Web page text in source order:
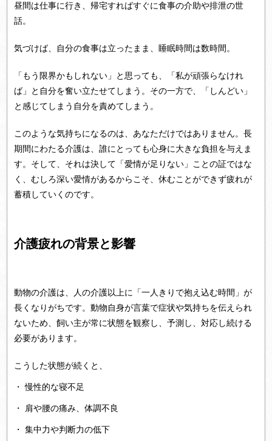
昼間は仕事に行き、帰宅すればすぐに食事の介助や排泄の世
話。
気づけば、自分の食事は立ったまま、睡眠時間は数時間。
「もう限界かもしれない」と思っても、「私が頑張らなけれ
ば」と自分を奮い立たせてしまう。その一方で、「しんどい」
と感じてしまう自分を責めてしまう。
このような気持ちになるのは、あなただけではありません。長
期間にわたる介護は、誰にとっても心身に大きな負担を与えま
す。そして、それは決して「愛情が足りない」ことの証ではな
く、むしろ深い愛情があるからこそ、休むことができず疲れが
蓄積していくのです。
介護疲れの背景と影響
動物の介護は、人の介護以上に「一人きりで抱え込む時間」が
長くなりがちです。動物自身が言葉で症状や気持ちを伝えられ
ないため、飼い主が常に状態を観察し、予測し、対応し続ける
必要があります。
こうした状態が続くと、
・ 慢性的な寝不足
・ 肩や腰の痛み、体調不良
・ 集中力や判断力の低下